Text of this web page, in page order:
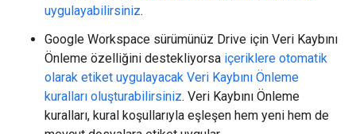
uygulayabilirsiniz.
Google Workspace sürümünüz Drive için Veri Kaybını
Önleme özelliğini destekliyorsa içeriklere otomatik
olarak etiket uygulayacak Veri Kaybını Önleme
kuralları oluşturabilirsiniz. Veri Kaybını Önleme
kuralları, kural koşullarıyla eşleşen hem yeni hem de